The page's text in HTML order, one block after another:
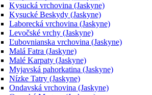
Kysucká vrchovina (Jaskyne)
Kysucké Beskydy (Jaskyne)
Laborecká vrchovina (Jaskyne)
Levočské vrchy (Jaskyne)
Ľubovnianska vrchovina (Jaskyne)
Malá Fatra (Jaskyne)
Malé Karpaty (Jaskyne)
Myjavská pahorkatina (Jaskyne)
Nízke Tatry (Jaskyne)
Ondavská vrchovina (Jaskyne)